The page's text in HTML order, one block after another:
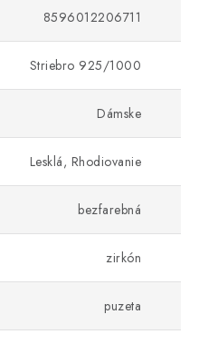
8596012206711
Striebro 925/1000
Dámske
Lesklá, Rhodiovanie
bezfarebná
zirkón
puzeta